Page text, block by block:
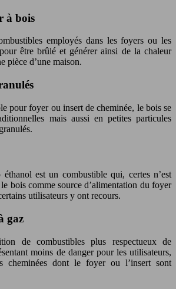
à bois
employés dans les foyers ou les
être brûlé et générer ainsi de la chaleur
pièce d’une maison.
pour foyer ou insert de cheminée, le bois se
mais aussi en petites particules
est un combustible qui, certes n’est
bois comme source d’alimentation du foyer
utilisateurs y ont recours.
gaz
de combustibles plus respectueux de
moins de danger pour les utilisateurs,
cheminées dont le foyer ou l’insert sont